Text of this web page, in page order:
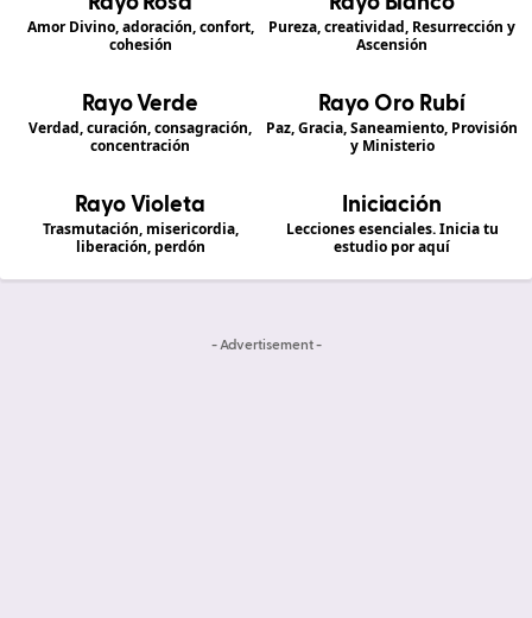
Amor Divino, adoración, confort,
cohesión
Pureza, creatividad, Resurrección y
Ascensión
Rayo Verde
Verdad, curación, consagración,
concentración
Rayo Oro Rubí
Paz, Gracia, Saneamiento, Provisión
y Ministerio
Rayo Violeta
Trasmutación, misericordia,
liberación, perdón
Iniciación
Lecciones esenciales. Inicia tu
estudio por aquí
- Advertisement -